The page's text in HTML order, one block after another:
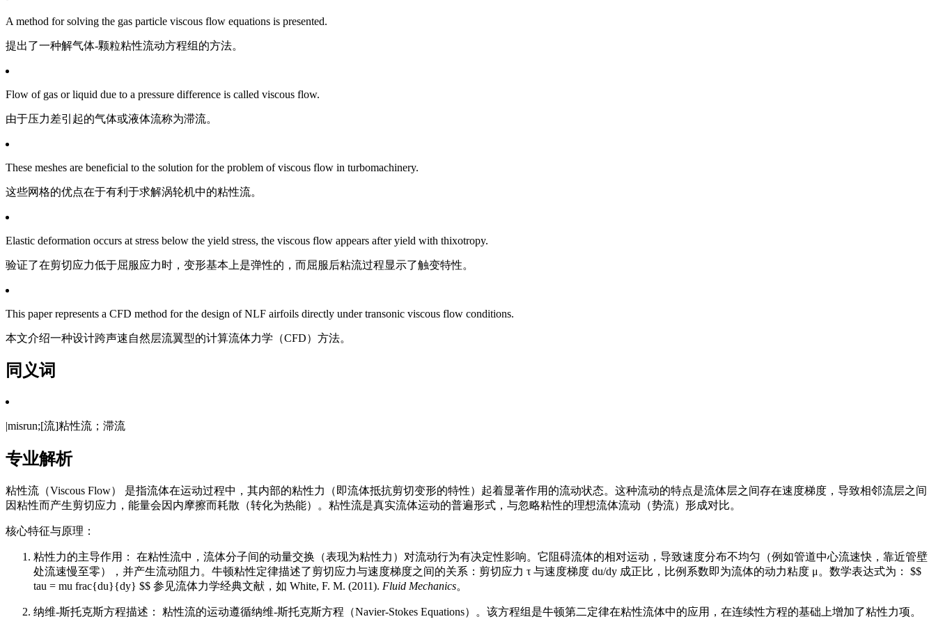
A method for solving the gas particle viscous flow equations is presented.
提出了一种解气体-颗粒粘性流动方程组的方法。
Flow of gas or liquid due to a pressure difference is called viscous flow.
由于压力差引起的气体或液体流称为滞流。
These meshes are beneficial to the solution for the problem of viscous flow in turbomachinery.
这些网格的优点在于有利于求解涡轮机中的粘性流。
Elastic deformation occurs at stress below the yield stress, the viscous flow appears after yield with thixotropy.
验证了在剪切应力低于屈服应力时，变形基本上是弹性的，而屈服后粘流过程显示了触变特性。
This paper represents a CFD method for the design of NLF airfoils directly under transonic viscous flow conditions.
本文介绍一种设计跨声速自然层流翼型的计算流体力学（CFD）方法。
同义词
|misrun;[流]粘性流；滞流
专业解析
粘性流（Viscous Flow） 是指流体在运动过程中，其内部的粘性力（即流体抵抗剪切变形的特性）起着显著作用的流动状态。这种流动的特点是流体层之间存在速度梯度，导致相邻流层之间
因粘性而产生剪切应力，能量会因内摩擦而耗散（转化为热能）。粘性流是真实流体运动的普遍形式，与忽略粘性的理想流体流动（势流）形成对比。
核心特征与原理：
粘性力的主导作用： 在粘性流中，流体分子间的动量交换（表现为粘性力）对流动行为有决定性影响。它阻碍流体的相对运动，导致速度分布不均匀（例如管道中心流速快，靠近管壁
处流速慢至零），并产生流动阻力。牛顿粘性定律描述了剪切应力与速度梯度之间的关系：剪切应力 τ 与速度梯度 du/dy 成正比，比例系数即为流体的动力粘度 μ。数学表达式为： $$
tau = mu frac{du}{dy} $$ 参见流体力学经典文献，如 White, F. M. (2011). Fluid Mechanics。
纳维-斯托克斯方程描述： 粘性流的运动遵循纳维-斯托克斯方程（Navier-Stokes Equations）。该方程组是牛顿第二定律在粘性流体中的应用，在连续性方程的基础上增加了粘性力项。